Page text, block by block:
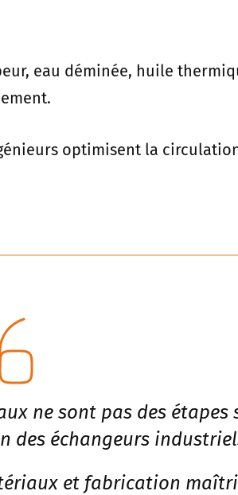
eau déminée, huile
optimisent la
ne sont pas des étapes
des échangeurs
et fabrication